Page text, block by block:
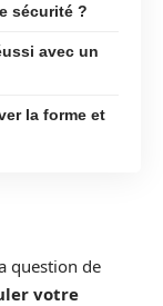
sécurité ?
avec un
la forme et
question de
votre